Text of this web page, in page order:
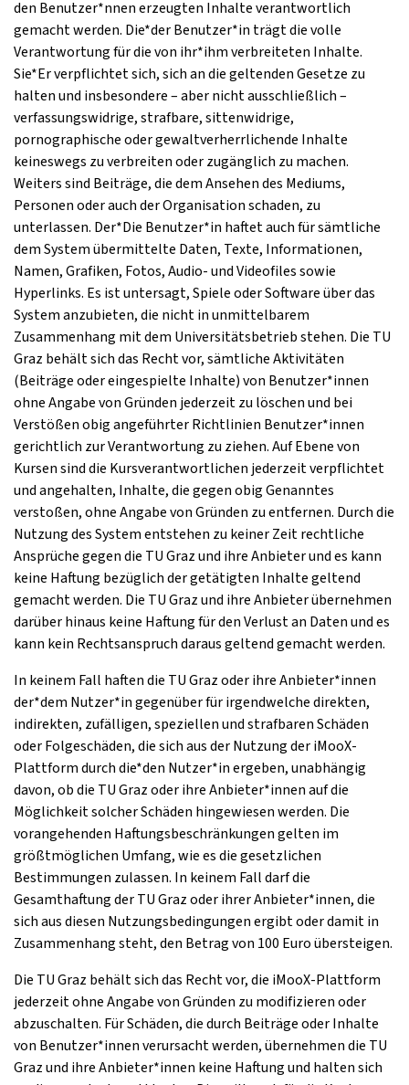
den Benutzer*nnen erzeugten Inhalte verantwortlich
gemacht werden. Die*der Benutzer*in trägt die volle
Verantwortung für die von ihr*ihm verbreiteten Inhalte.
Sie*Er verpflichtet sich, sich an die geltenden Gesetze zu
halten und insbesondere – aber nicht ausschließlich –
verfassungswidrige, strafbare, sittenwidrige,
pornographische oder gewaltverherrlichende Inhalte
keineswegs zu verbreiten oder zugänglich zu machen.
Weiters sind Beiträge, die dem Ansehen des Mediums,
Personen oder auch der Organisation schaden, zu
unterlassen. Der*Die Benutzer*in haftet auch für sämtliche
dem System übermittelte Daten, Texte, Informationen,
Namen, Grafiken, Fotos, Audio- und Videofiles sowie
Hyperlinks. Es ist untersagt, Spiele oder Software über das
System anzubieten, die nicht in unmittelbarem
Zusammenhang mit dem Universitätsbetrieb stehen. Die TU
Graz behält sich das Recht vor, sämtliche Aktivitäten
(Beiträge oder eingespielte Inhalte) von Benutzer*innen
ohne Angabe von Gründen jederzeit zu löschen und bei
Verstößen obig angeführter Richtlinien Benutzer*innen
gerichtlich zur Verantwortung zu ziehen. Auf Ebene von
Kursen sind die Kursverantwortlichen jederzeit verpflichtet
und angehalten, Inhalte, die gegen obig Genanntes
verstoßen, ohne Angabe von Gründen zu entfernen. Durch die
Nutzung des System entstehen zu keiner Zeit rechtliche
Ansprüche gegen die TU Graz und ihre Anbieter und es kann
keine Haftung bezüglich der getätigten Inhalte geltend
gemacht werden. Die TU Graz und ihre Anbieter übernehmen
darüber hinaus keine Haftung für den Verlust an Daten und es
kann kein Rechtsanspruch daraus geltend gemacht werden.
In keinem Fall haften die TU Graz oder ihre Anbieter*innen
der*dem Nutzer*in gegenüber für irgendwelche direkten,
indirekten, zufälligen, speziellen und strafbaren Schäden
oder Folgeschäden, die sich aus der Nutzung der iMooX-
Plattform durch die*den Nutzer*in ergeben, unabhängig
davon, ob die TU Graz oder ihre Anbieter*innen auf die
Möglichkeit solcher Schäden hingewiesen werden. Die
vorangehenden Haftungsbeschränkungen gelten im
größtmöglichen Umfang, wie es die gesetzlichen
Bestimmungen zulassen. In keinem Fall darf die
Gesamthaftung der TU Graz oder ihrer Anbieter*innen, die
sich aus diesen Nutzungsbedingungen ergibt oder damit in
Zusammenhang steht, den Betrag von 100 Euro übersteigen.
Die TU Graz behält sich das Recht vor, die iMooX-Plattform
jederzeit ohne Angabe von Gründen zu modifizieren oder
abzuschalten. Für Schäden, die durch Beiträge oder Inhalte
von Benutzer*innen verursacht werden, übernehmen die TU
Graz und ihre Anbieter*innen keine Haftung und halten sich